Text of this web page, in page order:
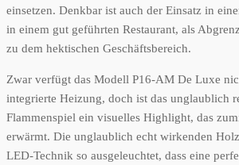
einsetzen. Denkbar ist auch der Einsatz in
in einem gut geführten Restaurant, als
zu dem hektischen Geschäftsbereich.
Zwar verfügt das Modell P16-AM De Luxe
integrierte Heizung, doch ist das unglaublich
Flammenspiel ein visuelles Highlight, das
erwärmt. Die unglaublich echt wirkenden
LED-Technik so ausgeleuchtet, dass eine